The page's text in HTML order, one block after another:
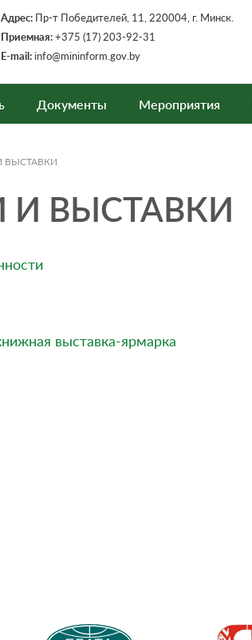
Адрес: Пр-т Победителей, 11, 220004, г. Минск.
Приемная:+375 (17) 203-92-31
E-mail:info@mininform.gov.by
Документы Мероприятия
ВЫСТАВКИ
И ВЫСТАВКИ
выставка-ярмарка